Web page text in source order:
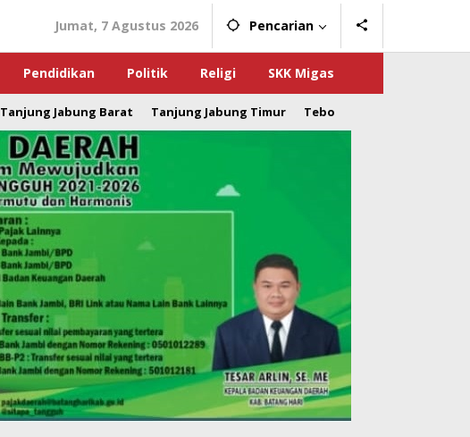
Jumat, 7 Agustus 2026 Pencarian
Pendidikan Politik Religi SKK Migas
Tanjung Jabung Barat Tanjung Jabung Timur Tebo